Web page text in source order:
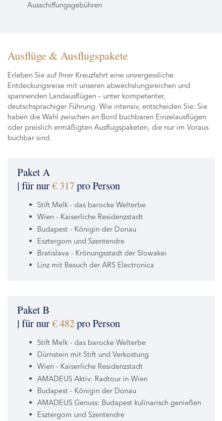
Ausschiffungsgebühren
Ausflüge & Ausflugspakete
Erleben Sie auf Ihrer Kreuzfahrt eine unvergessliche
Entdeckungsreise mit unseren abwechslungsreichen und
spannenden Landausflügen – unter kompetenter,
deutschsprachiger Führung. Wie intensiv, entscheiden Sie: Sie
haben die Wahl zwischen an Bord buchbaren Einzelausflügen
oder preislich ermäßigten Ausflugspaketen, die nur im Voraus
buchbar sind.
Paket A
| für nur€ 317pro Person
Stift Melk - das barocke Welterbe
Wien - Kaiserliche Residenzstadt
Budapest - Königin der Donau
Esztergom und Szentendre
Bratislava - Krönungsstadt der Slowakei
Linz mit Besuch der ARS Electronica
Paket B
| für nur€ 482pro Person
Stift Melk - das barocke Welterbe
Dürnstein mit Stift und Verkostung
Wien - Kaiserliche Residenzstadt
AMADEUS Aktiv: Radtour in Wien
Budapest - Königin der Donau
AMADEUS Genuss: Budapest kulinarisch genießen
Esztergom und Szentendre